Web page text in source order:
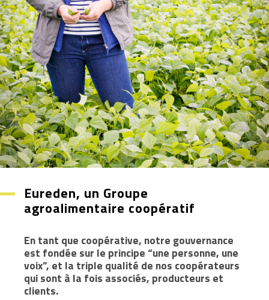
Eureden, un Groupe
agroalimentaire coopératif
En tant que coopérative, notre gouvernance
est fondée sur le principe “une personne, une
voix”, et la triple qualité de nos coopérateurs
qui sont à la fois associés, producteurs et
clients.